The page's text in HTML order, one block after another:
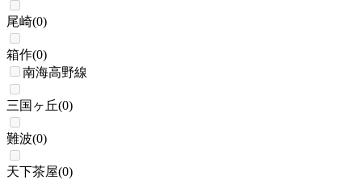
尾崎(0)
箱作(0)
南海高野線
三国ヶ丘(0)
難波(0)
天下茶屋(0)